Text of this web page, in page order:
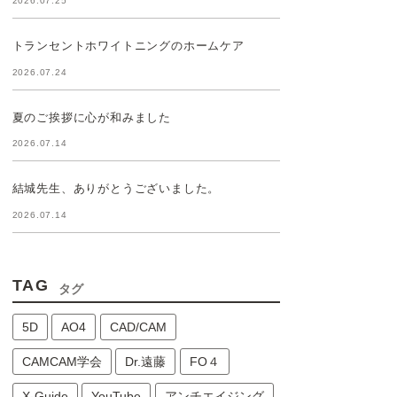
トランセントホワイトニングのホームケア
2026.07.24
夏のご挨拶に心が和みました
2026.07.14
結城先生、ありがとうございました。
2026.07.14
TAG タグ
5D AO4 CAD/CAM
CAMCAM学会 Dr.遠藤 FO４